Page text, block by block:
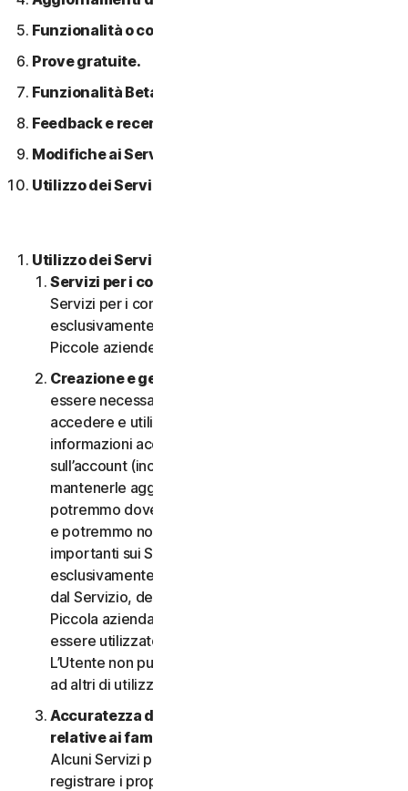
Funzionalità o contenuti di terzi.
Prove gratuite.
Funzionalità Beta.
Feedback e recensioni.
Modifiche ai Servizi.
Utilizzo dei Servizi in una rete.
Utilizzo dei Servizi.
Servizi per i consumatori o aziendali
Servizi per i consumatori sono concepiti e adatti
esclusivamente per i consumatori, non per le
Piccole aziende.
Creazione e gestione di un account.
essere necessario disporre di un account per
accedere e utilizzare i Servizi. È importante fornire
informazioni accurate, complete e aggiornate
sull’account (incluso un indirizzo e-mail valido) e
mantenerle aggiornate. In caso contrario,
potremmo dover sospendere o chiudere l’account
e potremmo non riuscire a inviare notifiche
importanti sui Servizi. L’account è personale ed
esclusivamente a uso dell’Utente (o, se consentito
dal Servizio, dei relativi familiari o della relativa
Piccola azienda) per gestire i Servizi, e non deve
essere utilizzato da terzi per alcuno scopo.
L’Utente non può vendere, trasferire o consentire
ad altri di utilizzare le credenziali dell’account.
Accuratezza delle informazioni (incluse quelle
relative ai familiari o alla Piccola azienda)
Alcuni Servizi potrebbero consentire all’Utente di
registrare i propri familiari, i dipendenti della